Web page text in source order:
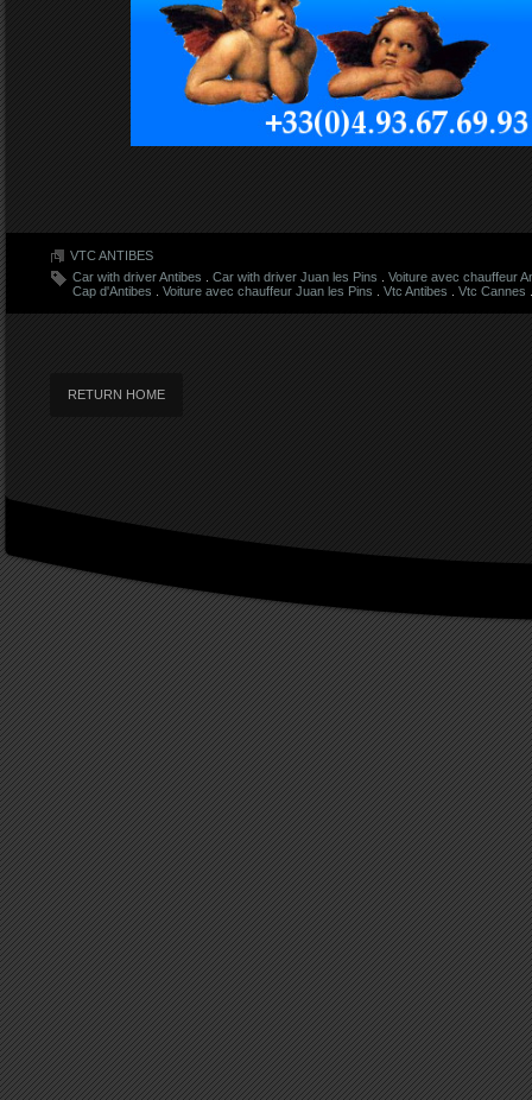
VTC ANTIBES
Car with driver Antibes
Car with driver Juan les Pins
Voiture avec chauffeur
Cap d'Antibes
Voiture avec chauffeur Juan les Pins Vtc Antibes Vtc Cannes
RETURN HOME